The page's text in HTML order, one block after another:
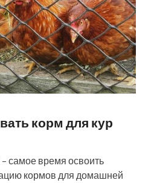
корм для кур
самое время освоить
кормов для домашней